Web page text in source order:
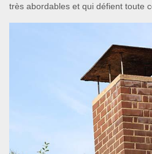
très abordables et qui défient toute